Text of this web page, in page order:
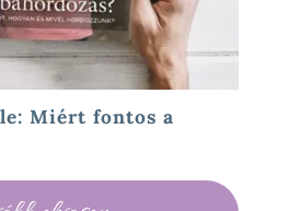
Miért fontos a